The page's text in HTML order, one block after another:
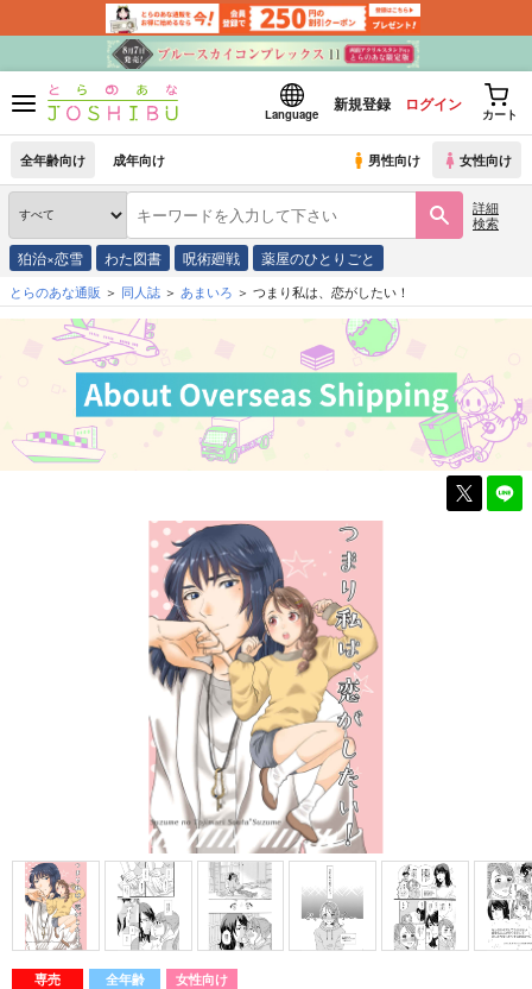
Language
新規登録 ログイン
カート
全年齢向け 成年向け 男性向け 女性向け
詳細
検索
狛治×恋雪 わた図書 呪術廻戦 薬屋のひとりごと
とらのあな通販 同人誌 あまいろ つまり私は、恋がしたい！
専売 全年齢 女性向け